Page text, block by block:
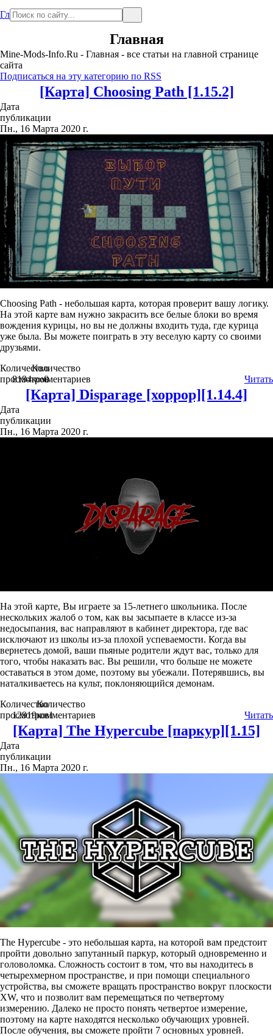
Главная
Главная
Mine-Mods-Info.Ru - Главная - все статьи на главной странице
сайта
Подписаться на эту категорию по RSS
[Карта] Сhoosing Path [1.15.2]
Дата
публикации
Пн., 16 Марта 2020 г.
Сhoosing Path - небольшая карта, которая проверит вашу логику.
На этой карте вам нужно закрасить все белые блоки во время
вождения курицы, но вы не должны входить туда, где курица
уже была. Вы можете поиграть в эту веселую карту со своими
друзьями.
Количество
просмотров
8194
Количество
комментариев
0 Читать
[Карта] Disparage [хоррор][1.14.4]
Дата
публикации
Пн., 16 Марта 2020 г.
На этой карте, Вы играете за 15-летнего школьника. После
нескольких жалоб о том, как вы засыпаете в классе из-за
недосыпания, вас направляют в кабинет директора, где вас
исключают из школы из-за плохой успеваемости. Когда вы
вернетесь домой, ваши пьяные родители ждут вас, только для
того, чтобы наказать вас. Вы решили, что больше не можете
оставаться в этом доме, поэтому вы убежали. Потерявшись, вы
наталкиваетесь на культ, поклоняющийся демонам.
Количество
просмотров
12919
Количество
комментариев
1 Читать
[Карта] The Hypercube [паркур][1.15]
Дата
публикации
Пн., 16 Марта 2020 г.
The Hypercube - это небольшая карта, на которой вам предстоит
пройти довольно запутанный паркур, который одновременно и
головоломка. Сложность состоит в том, что вы находитесь в
четырехмерном пространстве, и при помощи специального
устройства, вы сможете вращать пространство вокруг плоскости
XW, что и позволит вам перемещаться по четвертому
измерению. Далеко не просто понять четвертое измерение,
поэтому на карте находятся несколько обучающих уровней.
После обучения, вы сможете пройти 7 основных уровней.